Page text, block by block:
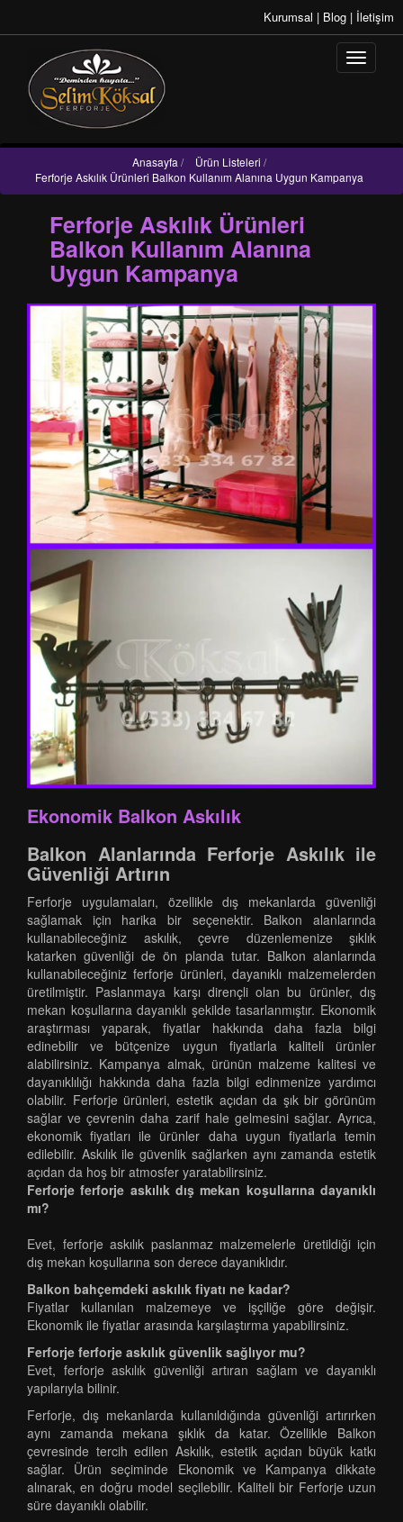
Kurumsal | Blog | İletişim
Anasayfa / Ürün Listeleri /
Ferforje Askılık Ürünleri Balkon Kullanım Alanına Uygun Kampanya
Ferforje Askılık Ürünleri
Balkon Kullanım Alanına
Uygun Kampanya
Ekonomik Balkon Askılık
Balkon Alanlarında Ferforje Askılık ile
Güvenliği Artırın
Ferforje uygulamaları, özellikle dış mekanlarda güvenliği
sağlamak için harika bir seçenektir. Balkon alanlarında
kullanabileceğiniz askılık, çevre düzenlemenize şıklık
katarken güvenliği de ön planda tutar. Balkon alanlarında
kullanabileceğiniz ferforje ürünleri, dayanıklı malzemelerden
üretilmiştir. Paslanmaya karşı dirençli olan bu ürünler, dış
mekan koşullarına dayanıklı şekilde tasarlanmıştır. Ekonomik
araştırması yaparak, fiyatlar hakkında daha fazla bilgi
edinebilir ve bütçenize uygun fiyatlarla kaliteli ürünler
alabilirsiniz. Kampanya almak, ürünün malzeme kalitesi ve
dayanıklılığı hakkında daha fazla bilgi edinmenize yardımcı
olabilir. Ferforje ürünleri, estetik açıdan da şık bir görünüm
sağlar ve çevrenin daha zarif hale gelmesini sağlar. Ayrıca,
ekonomik fiyatları ile ürünler daha uygun fiyatlarla temin
edilebilir. Askılık ile güvenlik sağlarken aynı zamanda estetik
açıdan da hoş bir atmosfer yaratabilirsiniz.
Ferforje ferforje askılık dış mekan koşullarına dayanıklı
mı?
Evet, ferforje askılık paslanmaz malzemelerle üretildiği için
dış mekan koşullarına son derece dayanıklıdır.
Balkon bahçemdeki askılık fiyatı ne kadar?
Fiyatlar kullanılan malzemeye ve işçiliğe göre değişir.
Ekonomik ile fiyatlar arasında karşılaştırma yapabilirsiniz.
Ferforje ferforje askılık güvenlik sağlıyor mu?
Evet, ferforje askılık güvenliği artıran sağlam ve dayanıklı
yapılarıyla bilinir.
Ferforje, dış mekanlarda kullanıldığında güvenliği artırırken
aynı zamanda mekana şıklık da katar. Özellikle Balkon
çevresinde tercih edilen Askılık, estetik açıdan büyük katkı
sağlar. Ürün seçiminde Ekonomik ve Kampanya dikkate
alınarak, en doğru model seçilebilir. Kaliteli bir Ferforje uzun
süre dayanıklı olabilir.